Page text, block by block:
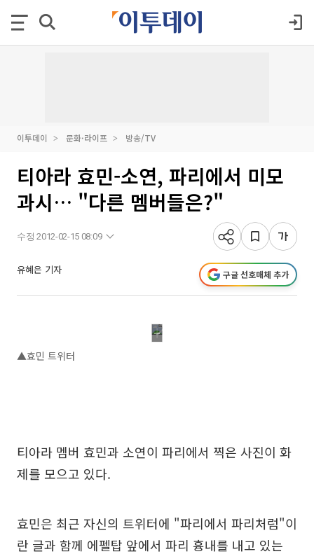
이투데이 문화·라이프 방송/TV
티아라 효민-소연, 파리에서 미모
과시… "다른 멤버들은?"
수정 2012-02-15 08:09
유혜은 기자 구글 선호매체 추가
▲효민 트위터
티아라 멤버 효민과 소연이 파리에서 찍은 사진이 화
제를 모으고 있다.
효민은 최근 자신의 트위터에 "파리에서 파리처럼"이
란 글과 함께 에펠탑 앞에서 파리 흉내를 내고 있는